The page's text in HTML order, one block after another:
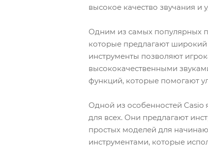
высокое качество звучания и
Одним из самых популярных
которые предлагают
инструменты позволяют
высококачественными
функций, которые помогают
Одной из особенностей Casio
для всех. Они предлагают
простых моделей для
инструментами, которые